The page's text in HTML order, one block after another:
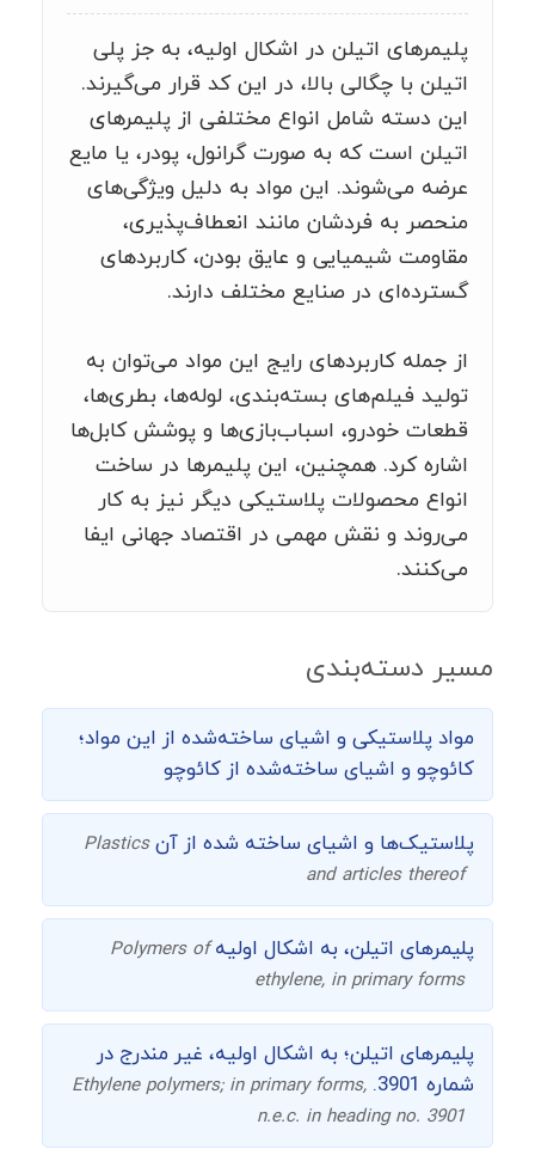
پلیمرهای اتیلن در اشکال اولیه، به جز پلی
اتیلن با چگالی بالا، در این کد قرار می‌گیرند.
این دسته شامل انواع مختلفی از پلیمرهای
اتیلن است که به صورت گرانول، پودر، یا مایع
عرضه می‌شوند. این مواد به دلیل ویژگی‌های
منحصر به فردشان مانند انعطاف‌پذیری،
مقاومت شیمیایی و عایق بودن، کاربردهای
گسترده‌ای در صنایع مختلف دارند.
از جمله کاربردهای رایج این مواد می‌توان به
تولید فیلم‌های بسته‌بندی، لوله‌ها، بطری‌ها،
قطعات خودرو، اسباب‌بازی‌ها و پوشش کابل‌ها
اشاره کرد. همچنین، این پلیمرها در ساخت
انواع محصولات پلاستیکی دیگر نیز به کار
می‌روند و نقش مهمی در اقتصاد جهانی ایفا
می‌کنند.
مسیر دسته‌بندی
مواد پلاستیکی و اشیای ساخته‌شده از این مواد؛
کائوچو و اشیای ساخته‌شده از کائوچو
پلاستیک‌ها و اشیای ساخته شده از آنPlastics
and articles thereof
پلیمرهای اتیلن، به اشکال اولیهPolymers of
ethylene, in primary forms
پلیمرهای اتیلن؛ به اشکال اولیه، غیر مندرج در
شماره 3901.
Ethylene polymers; in primary forms,
n.e.c. in heading no. 3901